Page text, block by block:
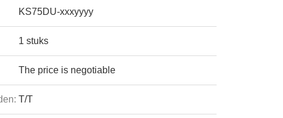
KS75DU-xxxyyyy
1 stuks
The price is negotiable
T/T